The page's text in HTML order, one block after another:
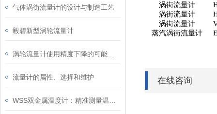
气体涡街流量计的设计与制造工艺
毅碧新型涡轮流量计
流量计的属性、选择和维护
涡街流量计
涡街流量计
涡街流量计
蒸汽涡街流量计
在线咨询